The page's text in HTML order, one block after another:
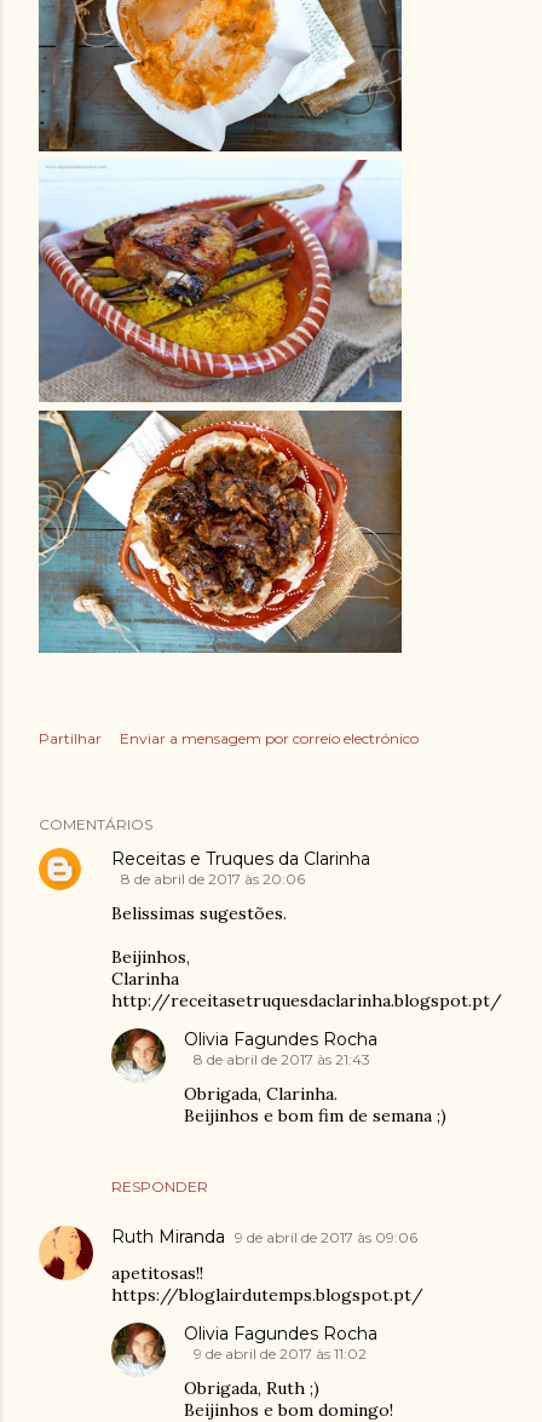
Partilhar Enviar a mensagem por correio electrónico
COMENTÁRIOS
Receitas e Truques da Clarinha
8 de abril de 2017 às 20:06
Belissimas sugestões.
Beijinhos,
Clarinha
http://receitasetruquesdaclarinha.blogspot.pt/
RESPONDER
Olivia Fagundes Rocha
8 de abril de 2017 às 21:43
Obrigada, Clarinha.
Beijinhos e bom fim de semana ;)
Ruth Miranda 9 de abril de 2017 às 09:06
apetitosas!!
https://bloglairdutemps.blogspot.pt/
Olivia Fagundes Rocha
9 de abril de 2017 às 11:02
Obrigada, Ruth ;)
Beijinhos e bom domingo!